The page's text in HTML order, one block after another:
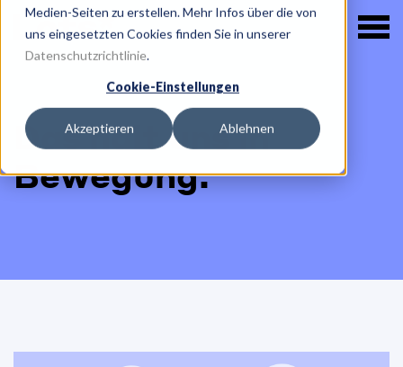
Medien-Seiten zu erstellen. Mehr Infos über die von
uns eingesetzten Cookies finden Sie in unserer
Datenschutzrichtlinie.
Cookie-Einstellungen
Akzeptieren Ablehnen
Das hält uns in
Bewegung.